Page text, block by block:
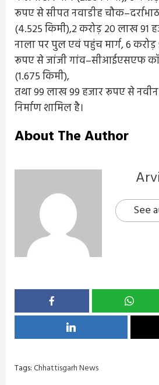
रूपए से सीपत नवाडीह
(4.525 किमी),2 करोड़ 20 लाख 91
नाला पर पुल एवं पहुंच मार्ग, 6
रूपए से जांजी गांव–सीआईएसएफ
(1.675 किमी),
तथा 99 लाख 99 हजार रूपए से
निर्माण शामिल है।
About The Author
See
Tags:Chhattisgarh News